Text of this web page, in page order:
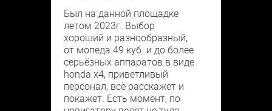
Был на данной площадке
летом 2023г. Выбор
хороший и разнообразный,
от мопеда 49 куб. и до более
серьёзных аппаратов в виде
honda x4, приветливый
персонал, всё расскажет и
покажет. Есть момент, по